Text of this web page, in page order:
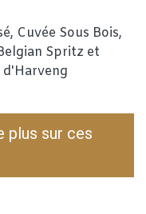
Cuvée Sous Bois,
Spritz et
d'Harveng
plus sur ces